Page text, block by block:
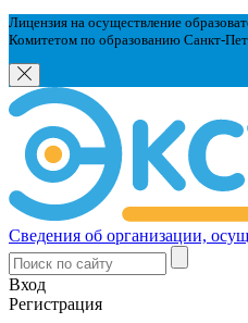
Лицензия на осуществление
Комитетом по образованию Санкт-
Сведения об организации,
Вход
Регистрация